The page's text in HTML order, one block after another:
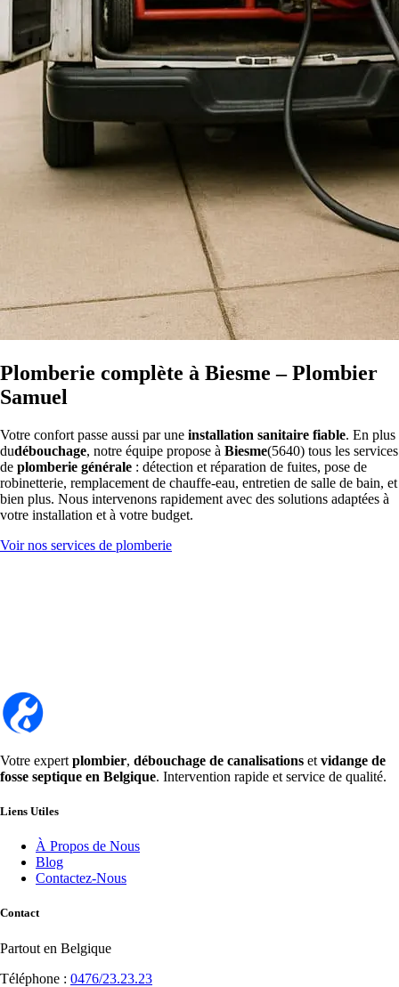
Plomberie complète à Biesme – Plombier
Samuel
Votre confort passe aussi par une installation sanitaire fiable. En plus
dudébouchage, notre équipe propose à Biesme(5640) tous les services
de plomberie générale : détection et réparation de fuites, pose de
robinetterie, remplacement de chauffe-eau, entretien de salle de bain, et
bien plus. Nous intervenons rapidement avec des solutions adaptées à
votre installation et à votre budget.
Voir nos services de plomberie
Votre expert plombier, débouchage de canalisations et vidange de
fosse septique en Belgique. Intervention rapide et service de qualité.
Liens Utiles
À Propos de Nous
Blog
Contactez-Nous
Contact
Partout en Belgique
Téléphone : 0476/23.23.23